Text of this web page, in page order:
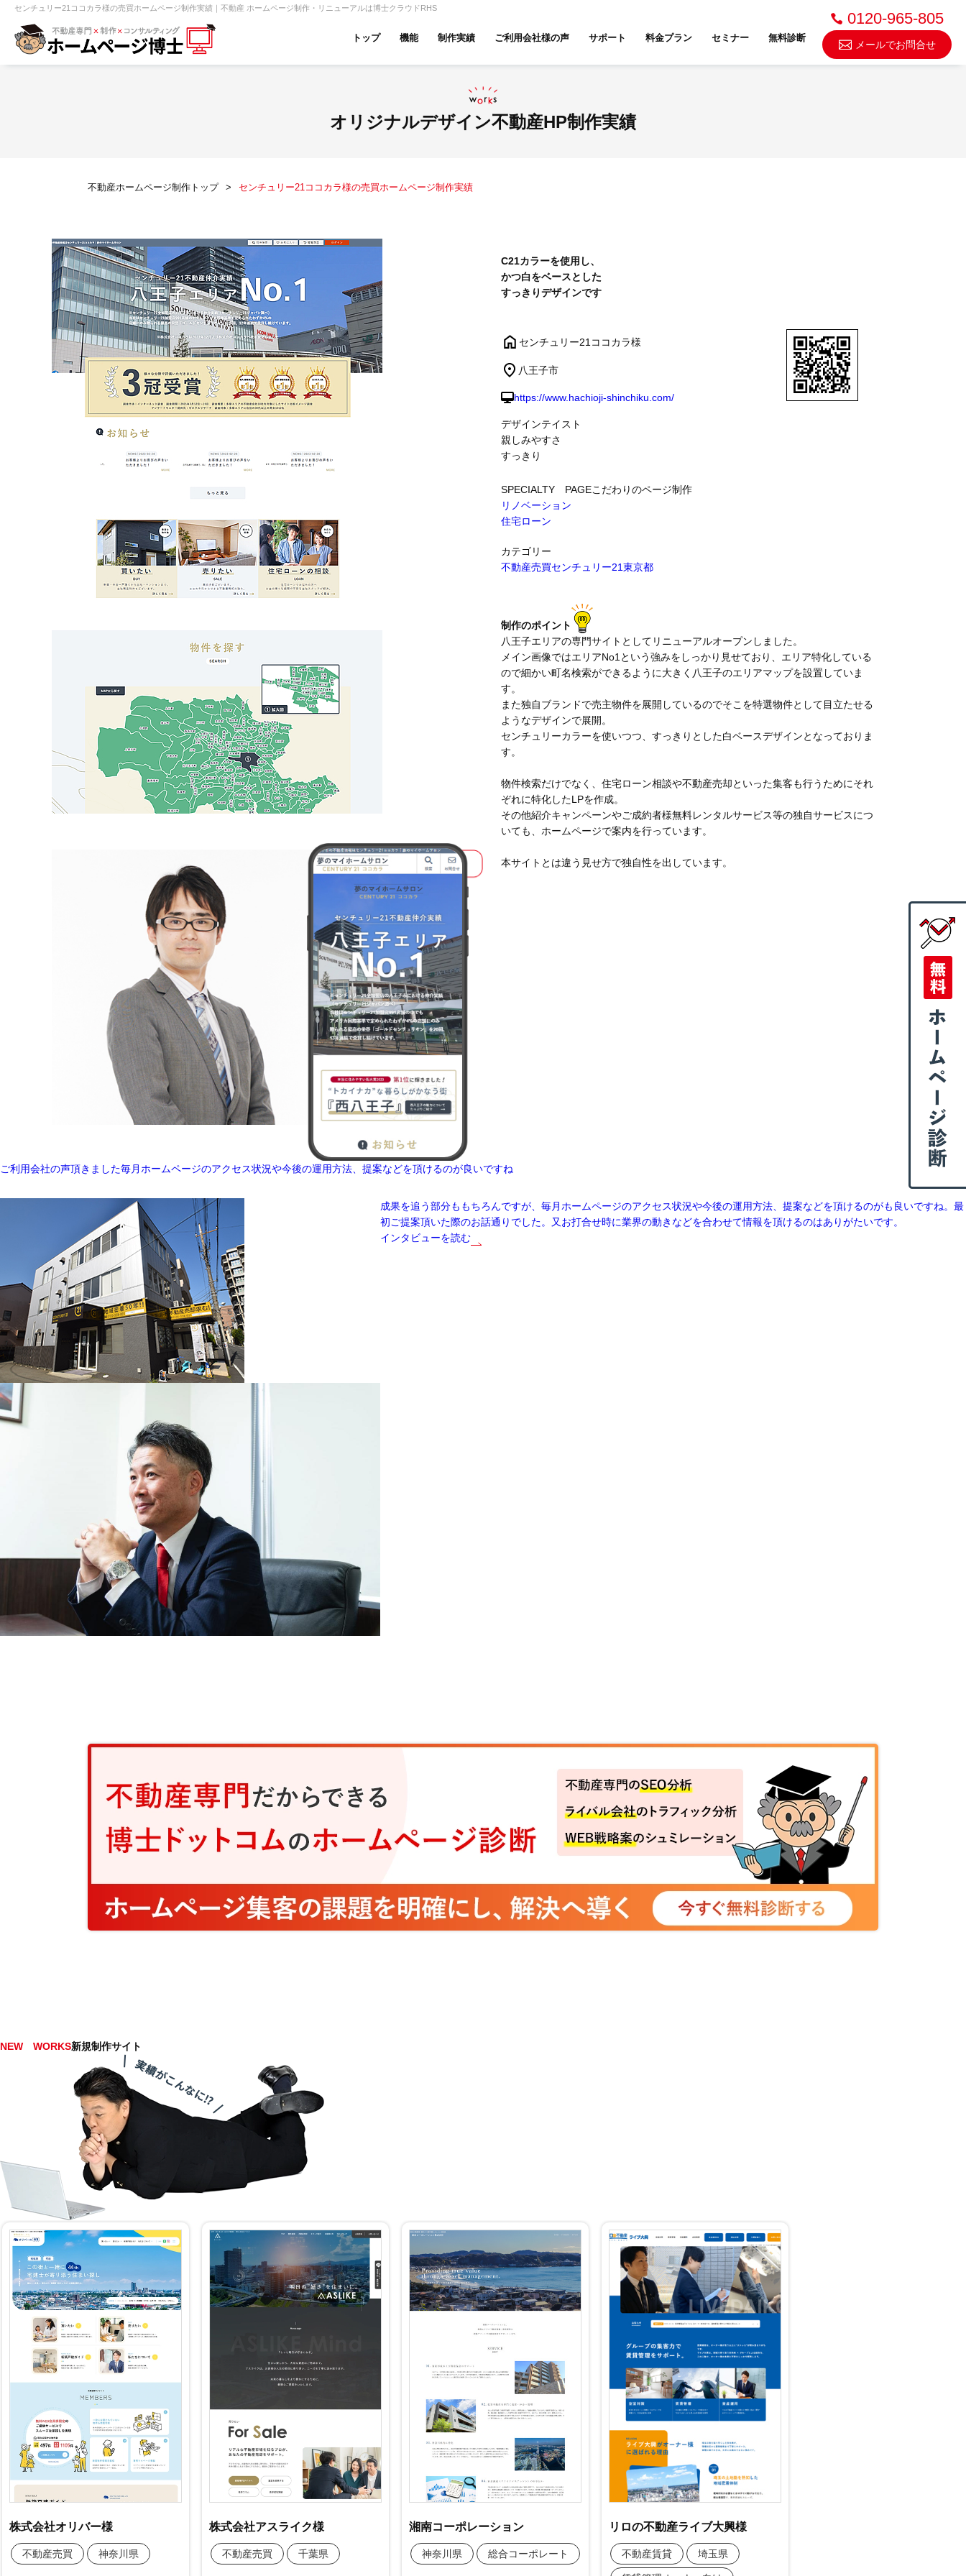
センチュリー21ココカラ様の売買ホームページ制作実績｜不動産 ホームページ制作・リニューアルは博士クラウドRHS
トップ 機能 制作実績
不動産投資・収益物件 建築・リフォーム テナント
賃貸管理オーナー向け 建築請負・中古リノベ
不動産動画制作事例 動画配信サイト制作事例
ご利用会社様の声 サポート 料金プラン セミナー 無料診断
0120-965-805
メールでお問合せ
オリジナルデザイン不動産HP制作実績
不動産ホームページ制作トップ センチュリー21ココカラ様の売買ホームページ制作実績
WEB制作事業部
釼持 拓嗣
このスタッフを知る
C21カラーを使用し、
かつ白をベースとした
すっきりデザインです
センチュリー21ココカラ様
八王子市
https://www.hachioji-shinchiku.com/
デザインテイスト
親しみやすさ
すっきり
SPECIALTY PAGEこだわりのページ制作
リノベーション
住宅ローン
カテゴリー
不動産売買センチュリー21東京都
制作のポイント
八王子エリアの専門サイトとしてリニューアルオープンしました。
メイン画像ではエリアNo1という強みをしっかり見せており、エリア特化している
ので細かい町名検索ができるように大きく八王子のエリアマップを設置していま
す。
また独自ブランドで売主物件を展開しているのでそこを特選物件として目立たせる
ようなデザインで展開。
センチュリーカラーを使いつつ、すっきりとした白ベースデザインとなっておりま
す。
物件検索だけでなく、住宅ローン相談や不動産売却といった集客も行うためにそれ
ぞれに特化したLPを作成。
その他紹介キャンペーンやご成約者様無料レンタルサービス等の独自サービスにつ
いても、ホームページで案内を行っています。
本サイトとは違う見せ方で独自性を出しています。
ご利用会社の声頂きました毎月ホームページのアクセス状況や今後の運用方法、提案などを頂けるのが良いですね
成果を追う部分ももちろんですが、毎月ホームページのアクセス状況や今後の運用方法、提案などを頂けるのがも良いですね。最
初ご提案頂いた際のお話通りでした。又お打合せ時に業界の動きなどを合わせて情報を頂けるのはありがたいです。
インタビューを読む
NEW WORKS新規制作サイト